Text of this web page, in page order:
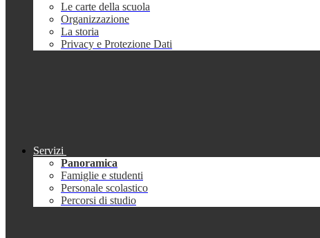
Le carte della scuola
Organizzazione
La storia
Privacy e Protezione Dati
Servizi
Panoramica
Famiglie e studenti
Personale scolastico
Percorsi di studio